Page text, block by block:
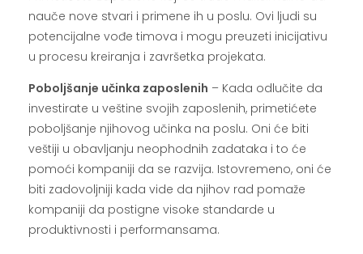
nauče nove stvari i primene ih u poslu. Ovi ljudi su
potencijalne vođe timova i mogu preuzeti inicijativu
u procesu kreiranja i završetka projekata.
Poboljšanje učinka zaposlenih – Kada odlučite da
investirate u veštine svojih zaposlenih, primetićete
poboljšanje njihovog učinka na poslu. Oni će biti
veštiji u obavljanju neophodnih zadataka i to će
pomoći kompaniji da se razvija. Istovremeno, oni će
biti zadovoljniji kada vide da njihov rad pomaže
kompaniji da postigne visoke standarde u
produktivnosti i performansama.